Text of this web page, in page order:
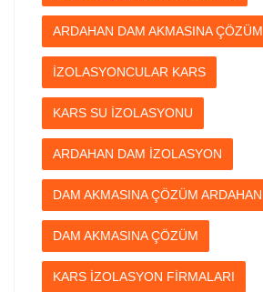
ARDAHAN DAM AKMASINA ÇÖZÜM
İZOLASYONCULAR KARS
KARS SU İZOLASYONU
ARDAHAN DAM İZOLASYON
DAM AKMASINA ÇÖZÜM ARDAHAN
DAM AKMASINA ÇÖZÜM
KARS İZOLASYON FİRMALARI